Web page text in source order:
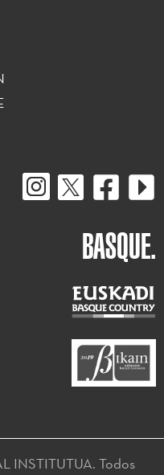
BASQUE.
INSTITUTUA. Todos